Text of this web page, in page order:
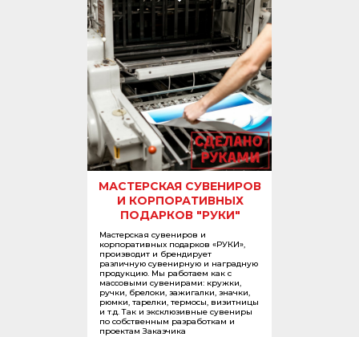
Мастерская сувениров и
корпоративных подарков «РУКИ»,
производит и брендирует
различную сувенирную и наградную
продукцию. Мы работаем как с
массовыми сувенирами: кружки,
ручки, брелоки, зажигалки, значки,
рюмки, тарелки, термосы, визитницы
и т.д. Так и эксклюзивные сувениры
по собственным разработкам и
проектам Заказчика
МАСТЕРСКАЯ СУВЕНИРОВ
И КОРПОРАТИВНЫХ
ПОДАРКОВ "РУКИ"